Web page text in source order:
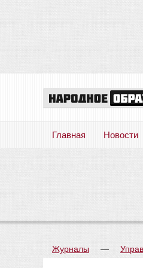
Главная Новости
Журналы —